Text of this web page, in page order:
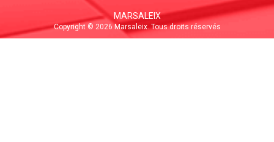
MARSALEIX
Copyright © 2026 Marsaleix. Tous droits réservés